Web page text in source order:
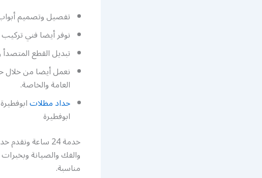
تفصيل وتصميم
نوفر أيضا فني
تبديل القطع
نعمل أيضا من خلال
العامة والخاصة.
حداد مظلات
ابوفطيرة
خدمة 24 ساعة
والفك والصيانة
مناسبة.